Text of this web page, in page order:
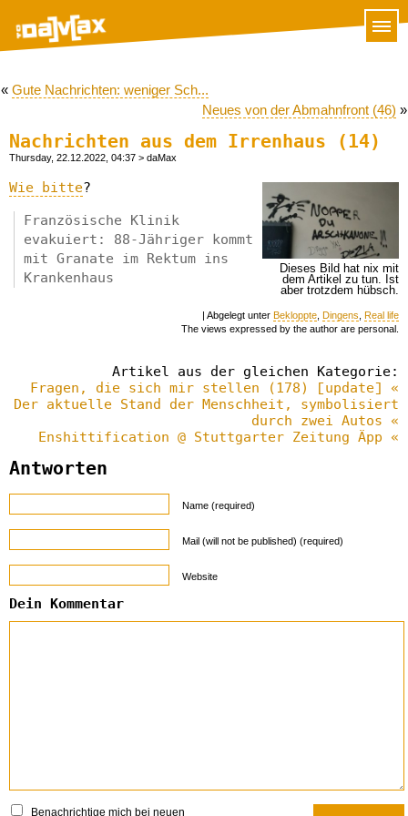
« Gute Nachrichten: weniger Sch...
Neues von der Abmahnfront (46) »
Nachrichten aus dem Irrenhaus (14)
Thursday, 22.12.2022, 04:37 > daMax
Dieses Bild hat nix mit
dem Artikel zu tun. Ist
aber trotzdem hübsch.
Wie bitte?
Französische Klinik
evakuiert: 88-Jähriger kommt
mit Granate im Rektum ins
Krankenhaus
| Abgelegt unter Bekloppte Dingens Real life
The views expressed by the author are personal.
Artikel aus der gleichen Kategorie:
Fragen, die sich mir stellen (178) [update] «
Der aktuelle Stand der Menschheit, symbolisiert
durch zwei Autos «
Enshittification @ Stuttgarter Zeitung Äpp «
Antworten
Name (required)
Mail (will not be published) (required)
Website
Dein Kommentar
Benachrichtige mich bei neuen